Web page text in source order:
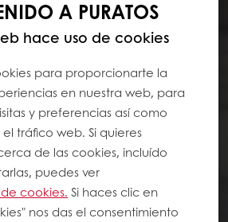
A PURATOS
hace uso de cookies
para proporcionarte la
en nuestra web, para
y preferencias así como
tráfico web. Si quieres
de las cookies, incluído
puedes ver
cookies. Si haces clic en
nos das el consentimiento